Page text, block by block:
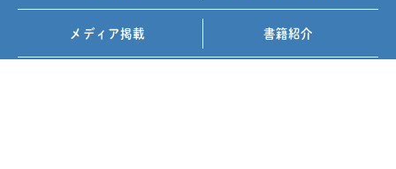
メディア掲載 書籍紹介